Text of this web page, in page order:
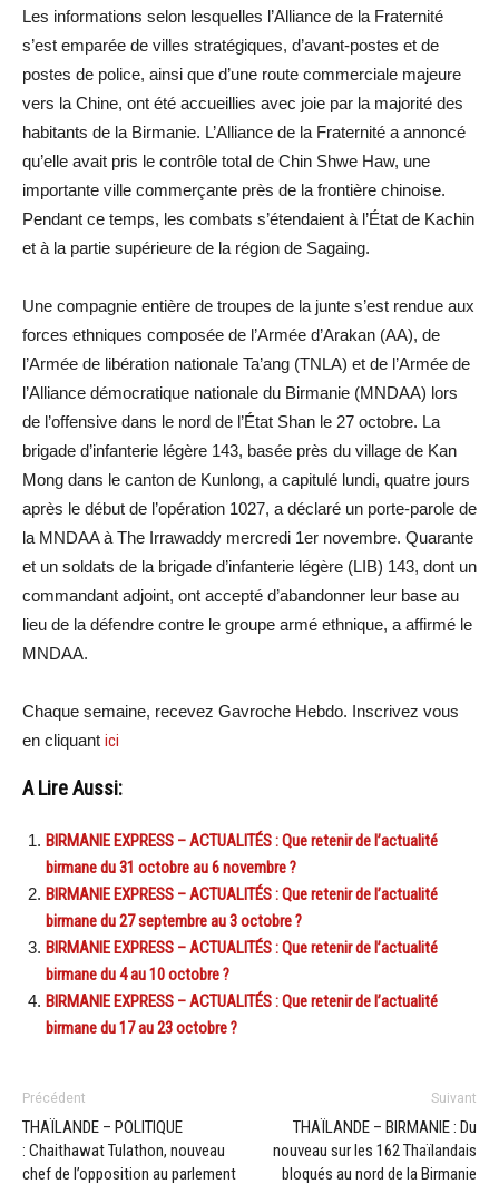
Les informations selon lesquelles l’Alliance de la Fraternité
s’est emparée de villes stratégiques, d’avant-postes et de
postes de police, ainsi que d’une route commerciale majeure
vers la Chine, ont été accueillies avec joie par la majorité des
habitants de la Birmanie. L’Alliance de la Fraternité a annoncé
qu’elle avait pris le contrôle total de Chin Shwe Haw, une
importante ville commerçante près de la frontière chinoise.
Pendant ce temps, les combats s’étendaient à l’État de Kachin
et à la partie supérieure de la région de Sagaing.
Une compagnie entière de troupes de la junte s’est rendue aux
forces ethniques composée de l’Armée d’Arakan (AA), de
l’Armée de libération nationale Ta’ang (TNLA) et de l’Armée de
l’Alliance démocratique nationale du Birmanie (MNDAA) lors
de l’offensive dans le nord de l’État Shan le 27 octobre. La
brigade d’infanterie légère 143, basée près du village de Kan
Mong dans le canton de Kunlong, a capitulé lundi, quatre jours
après le début de l’opération 1027, a déclaré un porte-parole de
la MNDAA à The Irrawaddy mercredi 1er novembre. Quarante
et un soldats de la brigade d’infanterie légère (LIB) 143, dont un
commandant adjoint, ont accepté d’abandonner leur base au
lieu de la défendre contre le groupe armé ethnique, a affirmé le
MNDAA.
Chaque semaine, recevez Gavroche Hebdo. Inscrivez vous
en cliquant ici
A Lire Aussi:
BIRMANIE EXPRESS – ACTUALITÉS : Que retenir de l’actualité
birmane du 31 octobre au 6 novembre ?
BIRMANIE EXPRESS – ACTUALITÉS : Que retenir de l’actualité
birmane du 27 septembre au 3 octobre ?
BIRMANIE EXPRESS – ACTUALITÉS : Que retenir de l’actualité
birmane du 4 au 10 octobre ?
BIRMANIE EXPRESS – ACTUALITÉS : Que retenir de l’actualité
birmane du 17 au 23 octobre ?
Précédent
THAÏLANDE – POLITIQUE
: Chaithawat Tulathon, nouveau
chef de l’opposition au parlement
Suivant
THAÏLANDE – BIRMANIE : Du
nouveau sur les 162 Thaïlandais
bloqués au nord de la Birmanie